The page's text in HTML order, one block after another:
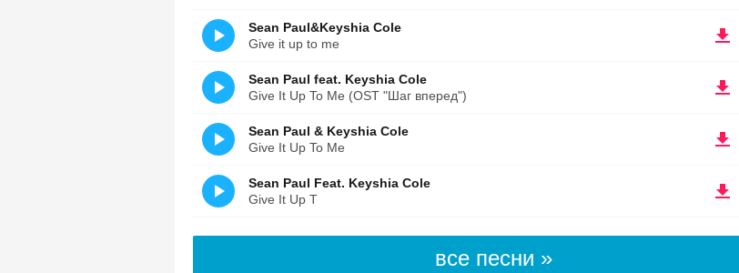
Sean Paul&Keyshia Cole
Give it up to me
Sean Paul feat. Keyshia Cole
Give It Up To Me (OST "Шаг вперед")
Sean Paul & Keyshia Cole
Give It Up To Me
Sean Paul Feat. Keyshia Cole
Give It Up T
все песни »